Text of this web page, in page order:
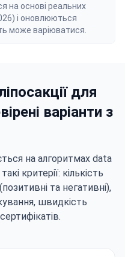
на основі реальних
і оновлюються
може варіюватися.
для
варіанти з
на алгоритмах data
критерії: кількість
та негативні),
швидкість